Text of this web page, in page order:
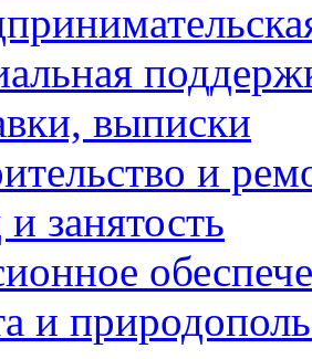
выписки
и
занятость
и